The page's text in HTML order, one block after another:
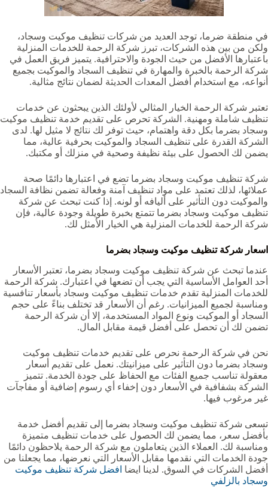
في منطقة ضرما، توجد العديد من شركات تنظيف موكيت وسجاد،
ولكن من بين هذه الشركات، تبرز شركة الرحمة للخدمات المنزلية
باعتبارها الأفضل من حيث الجودة والاحترافية. يتميز فريق العمل في
شركة الرحمة بالخبرة والمهارة في تنظيف السجاد والموكيت بجميع
أنواعه، مع استخدام أفضل المعدات الحديثة لضمان نتائج مثالية.
تعتبر شركة الرحمة الخيار المثالي لأولئك الذين يبحثون عن خدمات
تنظيف شاملة ومهنية. الشركة تحرص على تقديم خدمة تنظيف موكيت
وسجاد بضرما‏‏‏ بكل دقة واهتمام، حيث توفر لك نتائج لا مثيل لها. لدى
الشركة القدرة على تنظيف السجاد والموكيت بحرفية عالية، مما
يضمن لك الحصول على بيئة نظيفة وصحية في منزلك أو مكتبك.
شركة تنظيف موكيت وسجاد بضرما‏‏‏ تضع في اعتبارها دائمًا صحة
عملائها، لذلك تعتمد على مواد تنظيف آمنة وفعالة تضمن نظافة السجاد
والموكيت دون التأثير على أليافه أو لونه. إذا كنت تبحث عن شركة
تنظيف موكيت وسجاد بضرما‏‏‏ تتمتع بخبرة طويلة وجودة عالية، فإن
شركة الرحمة للخدمات المنزلية هي الخيار الأمثل لك.
اسعار شركة تنظيف موكيت وسجاد بضرما‏‏‏
عندما تبحث عن شركة تنظيف موكيت وسجاد بضرما‏‏‏، تعتبر الأسعار
أحد العوامل الأساسية التي يجب أن تضعها في اعتبارك. شركة الرحمة
للخدمات المنزلية تقدم خدمات تنظيف موكيت وسجاد بأسعار تنافسية
ومناسبة لجميع الميزانيات. رغم أن الأسعار قد تختلف بناءً على حجم
السجاد أو الموكيت ونوع المواد المستخدمة، إلا أن شركة الرحمة
تضمن لك أن تحصل على أفضل قيمة مقابل المال.
نحن في شركة الرحمة نحرص على تقديم خدمات تنظيف موكيت
وسجاد بضرما‏‏‏ دون التأثير على ميزانيتك. نعمل على تقديم أسعار
معقولة تناسب جميع الفئات مع الحفاظ على جودة الخدمة. تتميز
الشركة بشفافية في الأسعار دون إخفاء أي رسوم إضافية أو مفاجآت
غير مرغوب فيها.
تسعى شركة تنظيف موكيت وسجاد بضرما‏‏‏ إلى تقديم أفضل خدمة
بأفضل سعر، مما يضمن لك الحصول على خدمات تنظيف متميزة
ومناسبة لك. العملاء الذين يتعاملون مع شركة الرحمة يلاحظون دائمًا
جودة الخدمات التي نقدمها مقابل الأسعار التي نعرضها، مما يجعلنا من
أفضل الشركات في السوق. لدينا ايضا افضل شركة تنظيف موكيت
وسجاد بالزلفي